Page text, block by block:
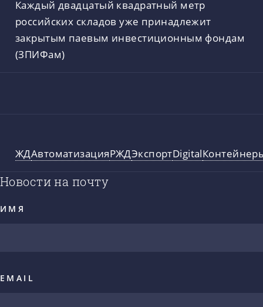
Каждый двадцатый квадратный метр
российских складов уже принадлежит
закрытым паевым инвестиционным фондам
(ЗПИФам)
ЖДАвтоматизацияРЖДЭкспортDigital
Новости на почту
ИМЯ
EMAIL